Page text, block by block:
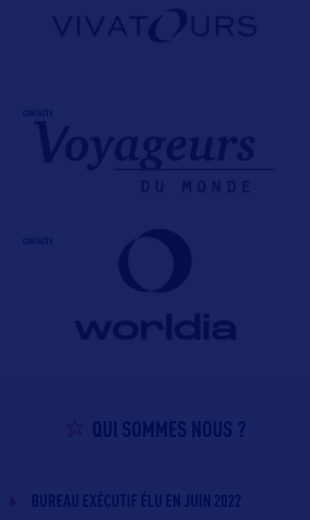
CONTACTS
CONTACTS
QUI SOMMES NOUS ?
BUREAU EXÉCUTIF ÉLU EN JUIN 2022